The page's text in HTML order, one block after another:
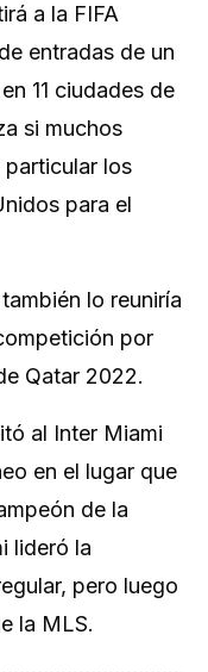
a la FIFA
entradas de un
11 ciudades de
si muchos
los
para el
lo reuniría
por
Qatar 2022.
al Inter Miami
en el lugar que
de la
lideró la
pero luego
la MLS.